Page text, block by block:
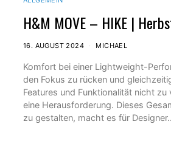
H&M MOVE – HIKE |
16. AUGUST 2024 MICHAEL
Komfort bei einer Lightweight-
den Fokus zu rücken und
Features und Funktionalität nicht
eine Herausforderung. Dieses
zu gestalten, macht es für